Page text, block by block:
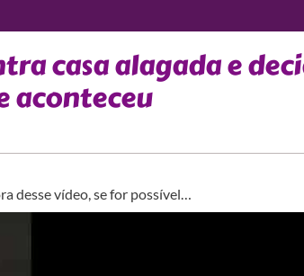
casa alagada e
aconteceu
desse vídeo, se for possível…